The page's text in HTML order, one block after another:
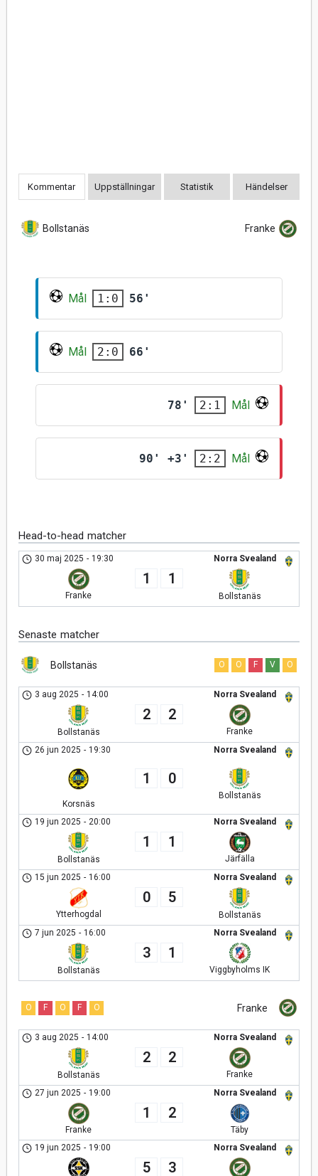
Kommentar Uppställningar Statistik Händelser
Bollstanäs Franke
Mål 1:0 56'
Mål 2:0 66'
78' 2:1 Mål
90' +3' 2:2 Mål
Head-to-head matcher
Norra Svealand
30 maj 2025 - 19:30
Franke
1 1
Bollstanäs
Senaste matcher
Bollstanäs O O F V O
Norra Svealand
3 aug 2025 - 14:00
Bollstanäs
2 2
Franke
Norra Svealand
26 jun 2025 - 19:30
Korsnäs
1 0
Bollstanäs
Norra Svealand
19 jun 2025 - 20:00
Bollstanäs
1 1
Järfälla
Norra Svealand
15 jun 2025 - 16:00
Ytterhogdal
0 5
Bollstanäs
Norra Svealand
7 jun 2025 - 16:00
Bollstanäs
3 1
Viggbyholms IK
Franke
O F O F O
Norra Svealand
3 aug 2025 - 14:00
Bollstanäs
2 2
Franke
Norra Svealand
27 jun 2025 - 19:00
Franke
1 2
Täby
Norra Svealand
19 jun 2025 - 19:00
5 3